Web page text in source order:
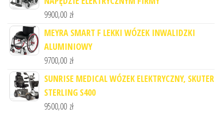
9900,00 zł
MEYRA SMART F LEKKI WÓZEK INWALIDZKI
ALUMINIOWY
9700,00 zł
SUNRISE MEDICAL WÓZEK ELEKTRYCZNY, SKUTER
STERLING S400
9500,00 zł